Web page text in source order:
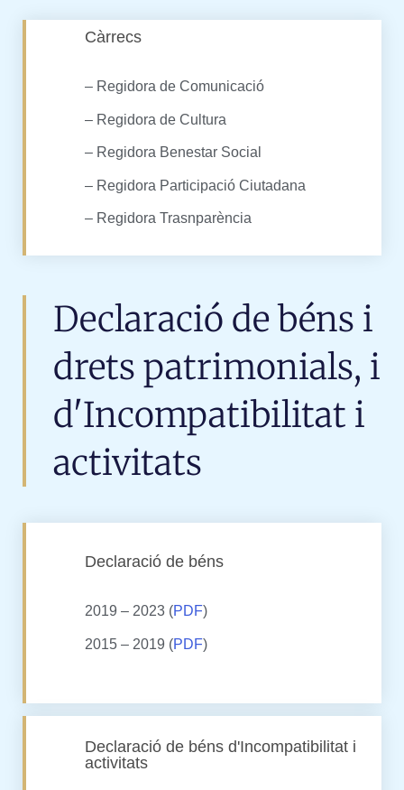
Càrrecs
– Regidora de Comunicació
– Regidora de Cultura
– Regidora Benestar Social
– Regidora Participació Ciutadana
– Regidora Trasnparència
Declaració de béns i
drets patrimonials, i
d'Incompatibilitat i
activitats
Declaració de béns
2019 – 2023 (PDF)
2015 – 2019 (PDF)
Declaració de béns d'Incompatibilitat i
activitats